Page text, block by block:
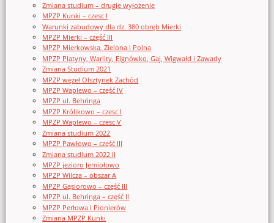
Zmiana studium – drugie wyłożenie
MPZP Kunki – czesc I
Warunki zabudowy dla dz. 380 obręb Mierki
MPZP Mierki – część III
MPZP Mierkowska, Zielona i Polna
MPZP Platyny, Warlity, Elgnówko, Gaj, Wigwałd i Zawady
Zmiana Studium 2021
MPZP węzeł Olsztynek Zachód
MPZP Waplewo – część IV
MPZP ul. Behringa
MPZP Królikowo – czesc I
MPZP Waplewo – czesc V
Zmiana studium 2022
MPZP Pawłowo – część III
Zmiana studium 2022 II
MPZP jezioro Jemiołowo
MPZP Wilcza – obszar A
MPZP Gąsiorowo – część III
MPZP ul. Behringa – część II
MPZP Perłowa i Pionierów
Zmiana MPZP Kunki